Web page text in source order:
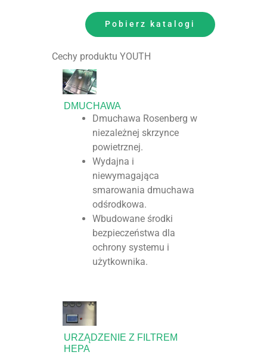
Pobierz katalogi
Cechy produktu YOUTH
DMUCHAWA
Dmuchawa Rosenberg w
niezależnej skrzynce
powietrznej.
Wydajna i
niewymagająca
smarowania dmuchawa
odśrodkowa.
Wbudowane środki
bezpieczeństwa dla
ochrony systemu i
użytkownika.
URZĄDZENIE Z FILTREM
HEPA